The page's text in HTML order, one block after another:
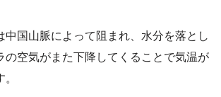
中国山脈によって阻まれ、水分を落とし
の空気がまた下降してくることで気温が